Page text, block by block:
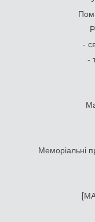
-
-
Меморіальні